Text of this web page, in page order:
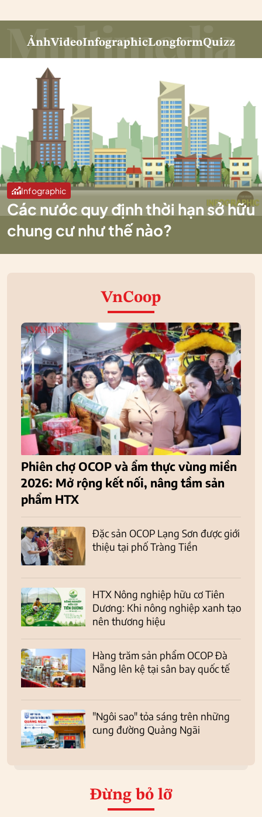
ẢnhVideoInfographicLongformQuizz
Infographic
Các nước quy định thời hạn sở hữu
chung cư như thế nào?
VnCoop
Phiên chợ OCOP và ẩm thực vùng miền
2026: Mở rộng kết nối, nâng tầm sản
phẩm HTX
Đặc sản OCOP Lạng Sơn được giới
thiệu tại phố Tràng Tiền
HTX Nông nghiệp hữu cơ Tiên
Dương: Khi nông nghiệp xanh tạo
nên thương hiệu
Hàng trăm sản phẩm OCOP Đà
Nẵng lên kệ tại sân bay quốc tế
"Ngôi sao" tỏa sáng trên những
cung đường Quảng Ngãi
Đừng bỏ lỡ